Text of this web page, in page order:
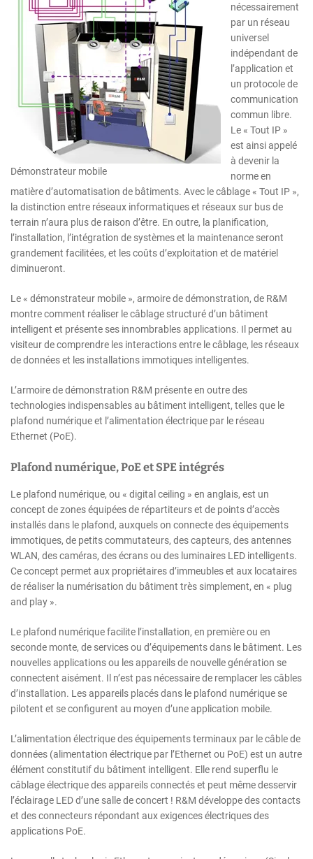
Démonstrateur mobile
nécessairement
par un réseau
universel
indépendant de
l’application et
un protocole de
communication
commun libre.
Le « Tout IP »
est ainsi appelé
à devenir la
norme en
matière d’automatisation de bâtiments. Avec le câblage « Tout IP »,
la distinction entre réseaux informatiques et réseaux sur bus de
terrain n’aura plus de raison d’être. En outre, la planification,
l’installation, l’intégration de systèmes et la maintenance seront
grandement facilitées, et les coûts d’exploitation et de matériel
diminueront.
Le « démonstrateur mobile », armoire de démonstration, de R&M
montre comment réaliser le câblage structuré d’un bâtiment
intelligent et présente ses innombrables applications. Il permet au
visiteur de comprendre les interactions entre le câblage, les réseaux
de données et les installations immotiques intelligentes.
L’armoire de démonstration R&M présente en outre des
technologies indispensables au bâtiment intelligent, telles que le
plafond numérique et l’alimentation électrique par le réseau
Ethernet (PoE).
Plafond numérique, PoE et SPE intégrés
Le plafond numérique, ou « digital ceiling » en anglais, est un
concept de zones équipées de répartiteurs et de points d’accès
installés dans le plafond, auxquels on connecte des équipements
immotiques, de petits commutateurs, des capteurs, des antennes
WLAN, des caméras, des écrans ou des luminaires LED intelligents.
Ce concept permet aux propriétaires d’immeubles et aux locataires
de réaliser la numérisation du bâtiment très simplement, en « plug
and play ».
Le plafond numérique facilite l’installation, en première ou en
seconde monte, de services ou d’équipements dans le bâtiment. Les
nouvelles applications ou les appareils de nouvelle génération se
connectent aisément. Il n’est pas nécessaire de remplacer les câbles
d’installation. Les appareils placés dans le plafond numérique se
pilotent et se configurent au moyen d’une application mobile.
L’alimentation électrique des équipements terminaux par le câble de
données (alimentation électrique par l’Ethernet ou PoE) est un autre
élément constitutif du bâtiment intelligent. Elle rend superflu le
câblage électrique des appareils connectés et peut même desservir
l’éclairage LED d’une salle de concert ! R&M développe des contacts
et des connecteurs répondant aux exigences électriques des
applications PoE.